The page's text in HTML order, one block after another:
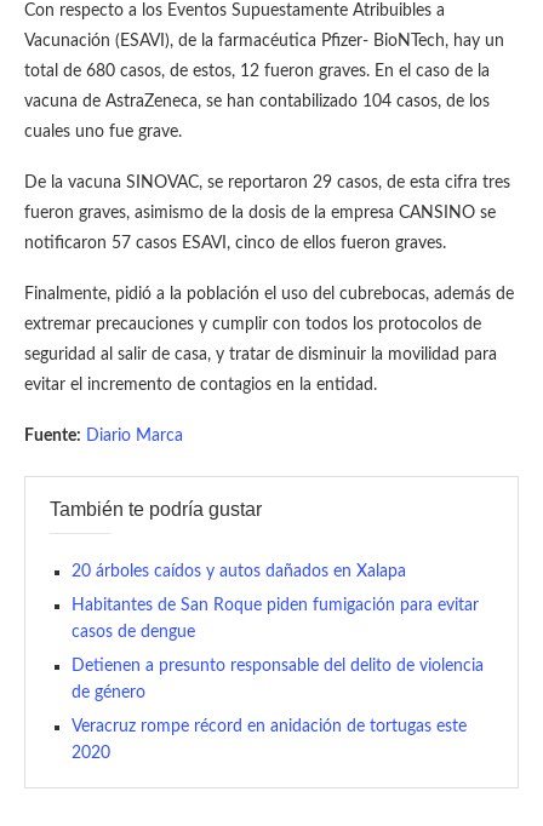
Con respecto a los Eventos Supuestamente Atribuibles a
Vacunación (ESAVI), de la farmacéutica Pfizer- BioNTech, hay un
total de 680 casos, de estos, 12 fueron graves. En el caso de la
vacuna de AstraZeneca, se han contabilizado 104 casos, de los
cuales uno fue grave.
De la vacuna SINOVAC, se reportaron 29 casos, de esta cifra tres
fueron graves, asimismo de la dosis de la empresa CANSINO se
notificaron 57 casos ESAVI, cinco de ellos fueron graves.
Finalmente, pidió a la población el uso del cubrebocas, además de
extremar precauciones y cumplir con todos los protocolos de
seguridad al salir de casa, y tratar de disminuir la movilidad para
evitar el incremento de contagios en la entidad.
Fuente: Diario Marca
También te podría gustar
20 árboles caídos y autos dañados en Xalapa
Habitantes de San Roque piden fumigación para evitar
casos de dengue
Detienen a presunto responsable del delito de violencia
de género
Veracruz rompe récord en anidación de tortugas este
2020